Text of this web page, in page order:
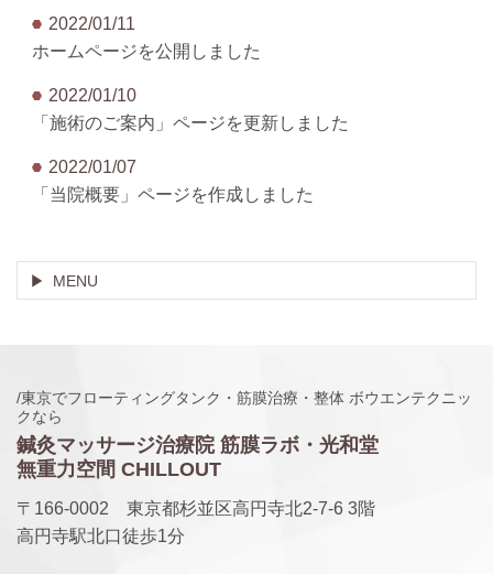
2022/01/11
ホームページを公開しました
2022/01/10
「施術のご案内」ページを更新しました
2022/01/07
「当院概要」ページを作成しました
MENU
/東京でフローティングタンク・筋膜治療・整体 ボウエンテクニッ
クなら
鍼灸マッサージ治療院 筋膜ラボ・光和堂
無重力空間 CHILLOUT
〒166-0002 東京都杉並区高円寺北2-7-6 3階
高円寺駅北口徒歩1分